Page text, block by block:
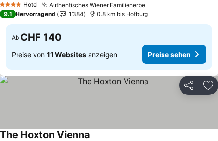
4 Sterne Hotel Authentisches Wiener Familienerbe
9.1 Hervorragend 1’384 0.8 km bis Hofburg
Ab CHF 140
Preise von 11 Websites anzeigen Preise sehen
Teilen
The Hoxton Vienna